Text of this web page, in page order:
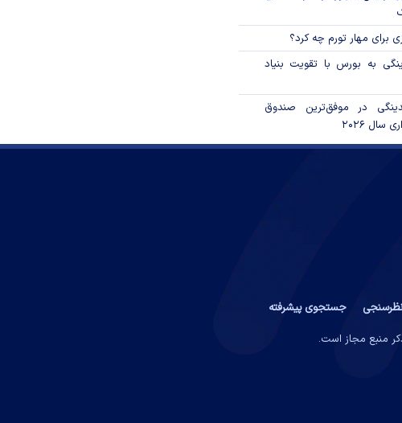
برای مهار تورم چه کرد؟
به بورس با تقویت بنیاد
در موفق‌ترین صندوق
سال ۲۰۲۶
نظرسنجی
جستجوی پیشرفته
منبع مجاز است.